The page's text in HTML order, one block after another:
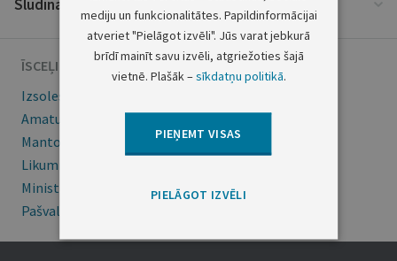
Sludinājumi
ĪSCEĻI
Izsoles
Amatu konkursi
Mantojumu ziņas
Likumi
Ministru kabineta noteikumi
Pašvaldības
mediju un funkcionalitātes. Papildinformācijai
atveriet "Pielāgot izvēli". Jūs varat jebkurā
brīdī mainīt savu izvēli, atgriežoties šajā
vietnē. Plašāk –sīkdatņu politikā.
PIEŅEMT VISAS
PIELĀGOT IZVĒLI